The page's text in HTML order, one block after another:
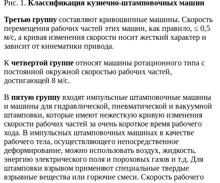
Рис. 1. Классификация кузнечно-штамповочных машин
Третью группу составляют кривошипные машины. Скорость
перемещения рабочих частей этих машин, как правило, ≤ 0,5
м/с, а кривая изменения скорости носит жесткий характер и
зависит от кинематики привода.
К четвертой группе относят машины ротационного типа с
постоянной окружной скоростью рабочих частей,
достигающей 8 м/с.
В пятую группу входят импульсные штамповочные машины
и машины для гидравлической, пневматической и вакуумной
штамповки, которые имеют нежесткую кривую изменения
скорости рабочих частей за очень короткое время рабочего
хода. В импульсных штамповочных машинах в качестве
рабочего тела, осуществляющего непосредственное
деформирование, можно использовать воздух, жидкость,
энергию электрического поля и пороховых газов и т.д. Для
штамповки взрывом применяют специальные твердые
взрывные вещества или горючие смеси. Скорость рабочего